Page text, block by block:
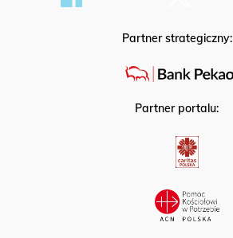
Partner strategiczny:
Partner portalu: